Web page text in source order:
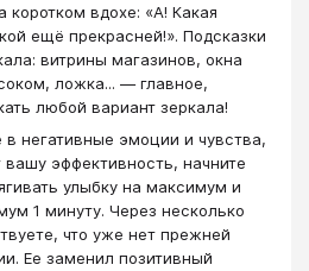
коротком вдохе: «А! Какая
ещё прекрасней!». Подсказки
витрины магазинов, окна
ложка... — главное,
любой вариант зеркала!
негативные эмоции и чувства,
эффективность, начните
улыбку на максимум и
1 минуту. Через несколько
что уже нет прежней
Ее заменил позитивный